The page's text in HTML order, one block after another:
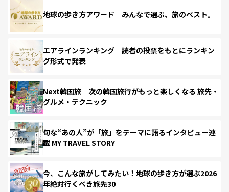
地球の歩き方アワード みんなで選ぶ、旅のベスト。
エアラインランキング 読者の投票をもとにランキン
グ形式で発表
Next韓国旅 次の韓国旅行がもっと楽しくなる 旅先・
グルメ・テクニック
旬な“あの人”が「旅」をテーマに語るインタビュー連
載 MY TRAVEL STORY
今、こんな旅がしてみたい！地球の歩き方が選ぶ2026
年絶対行くべき旅先30